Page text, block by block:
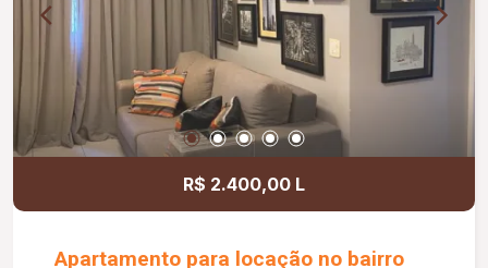
R$ 2.400,00 L
Apartamento para locação no bairro